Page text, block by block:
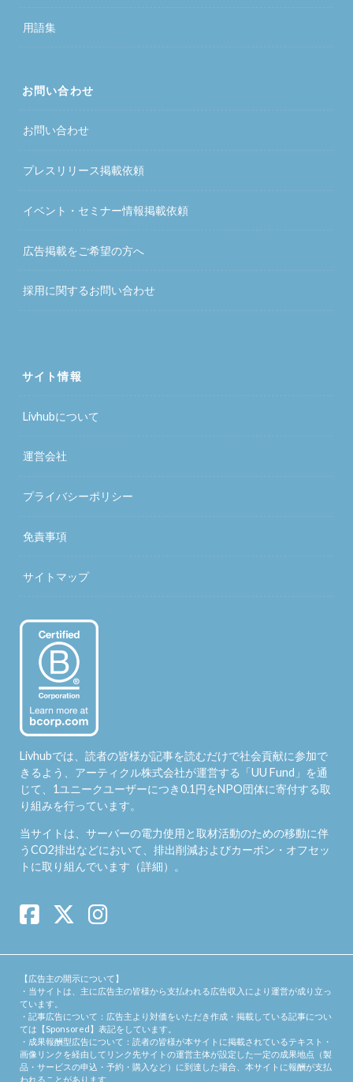
用語集
お問い合わせ
お問い合わせ
プレスリリース掲載依頼
イベント・セミナー情報掲載依頼
広告掲載をご希望の方へ
採用に関するお問い合わせ
サイト情報
Livhubについて
運営会社
プライバシーポリシー
免責事項
サイトマップ
Livhubでは、読者の皆様が記事を読むだけで社会貢献に参加で
きるよう、アーティクル株式会社が運営する「UU Fund 」を通
じて、1ユニークユーザーにつき0.1円をNPO団体に寄付する取
り組みを行っています。
当サイトは、サーバーの電力使用と取材活動のための移動に伴
うCO2排出などにおいて、排出削減およびカーボン・オフセッ
トに取り組んでいます（詳細）。
【広告主の開示について】
・当サイトは、主に広告主の皆様から支払われる広告収入により運営が成り立っ
ています。
・記事広告について：広告主より対価をいただき作成・掲載している記事につい
ては【Sponsored】表記をしています。
・成果報酬型広告について：読者の皆様が本サイトに掲載されているテキスト・
画像リンクを経由してリンク先サイトの運営主体が設定した一定の成果地点（製
品・サービスの申込・予約・購入など）に到達した場合、本サイトに報酬が支払
われることがあります。